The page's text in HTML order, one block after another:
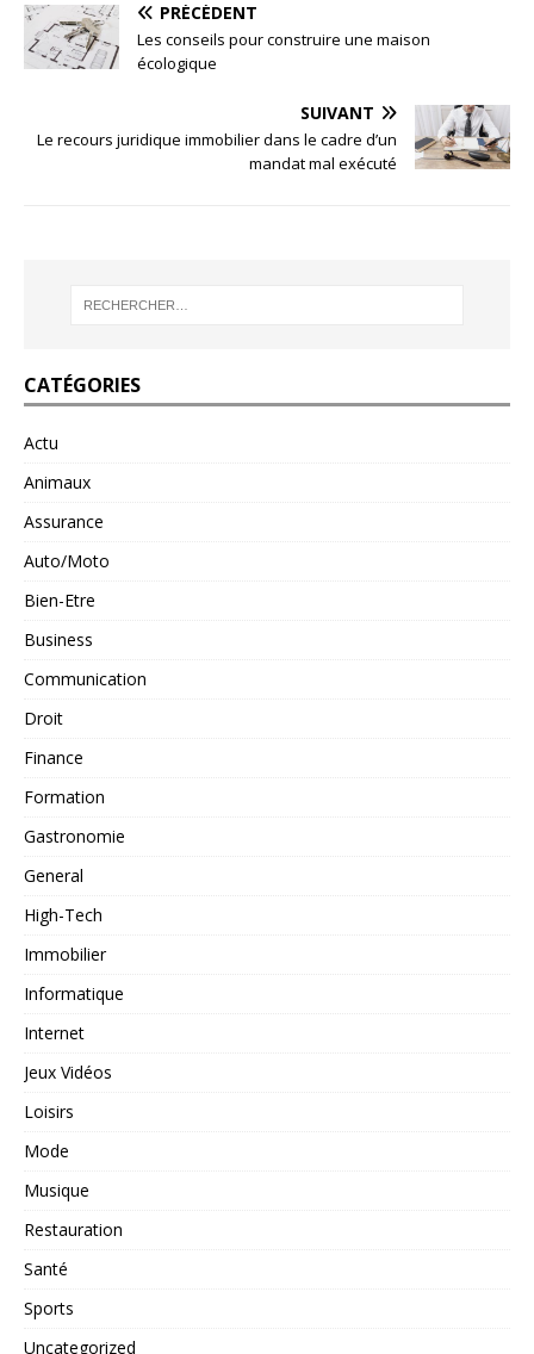
PRÉCÉDENT
Les conseils pour construire une maison
écologique
SUIVANT
Le recours juridique immobilier dans le cadre d’un
mandat mal exécuté
CATÉGORIES
Actu
Animaux
Assurance
Auto/Moto
Bien-Etre
Business
Communication
Droit
Finance
Formation
Gastronomie
General
High-Tech
Immobilier
Informatique
Internet
Jeux Vidéos
Loisirs
Mode
Musique
Restauration
Santé
Sports
Uncategorized